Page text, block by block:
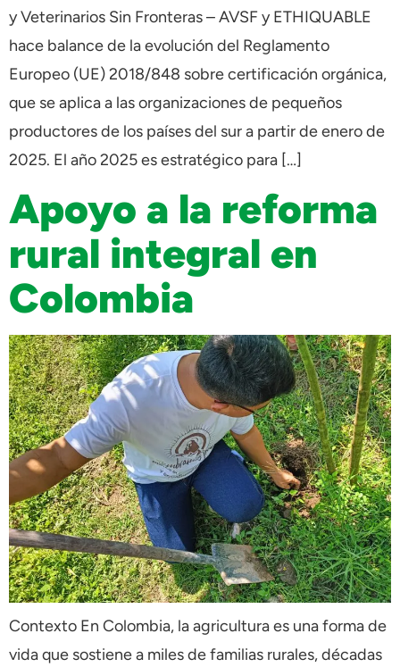
y Veterinarios Sin Fronteras – AVSF y ETHIQUABLE
hace balance de la evolución del Reglamento
Europeo (UE) 2018/848 sobre certificación orgánica,
que se aplica a las organizaciones de pequeños
productores de los países del sur a partir de enero de
2025. El año 2025 es estratégico para […]
Apoyo a la reforma
rural integral en
Colombia
Contexto En Colombia, la agricultura es una forma de
vida que sostiene a miles de familias rurales, décadas